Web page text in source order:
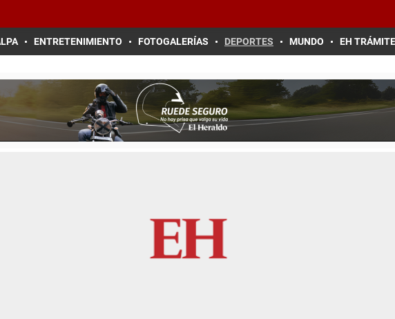
ENTRETENIMIENTO FOTOGALERÍAS DEPORTES MUNDO EH